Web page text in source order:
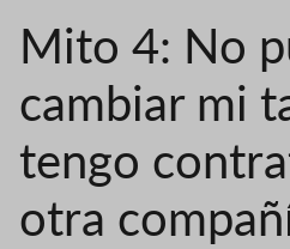
Mito 4: No
cambiar mi
tengo
otra